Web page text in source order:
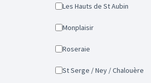
Les Hauts de St Aubin
Monplaisir
Roseraie
St Serge / Ney / Chalouère